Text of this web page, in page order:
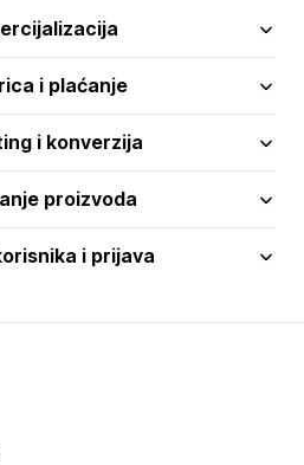
i plaćanje
i konverzija
proizvoda
i prijava